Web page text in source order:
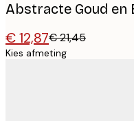
Abstracte Goud en
€ 12,87€ 21,45
Kies afmeting